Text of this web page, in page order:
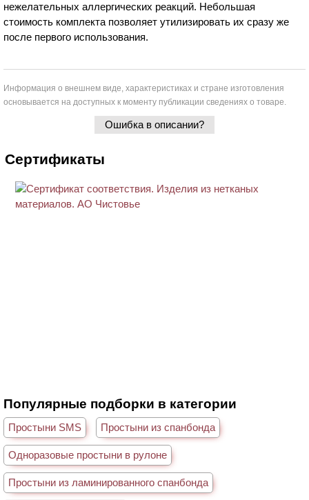
нежелательных аллергических реакций. Небольшая
стоимость комплекта позволяет утилизировать их сразу же
после первого использования.
Информация о внешнем виде, характеристиках и стране изготовления
основывается на доступных к моменту публикации сведениях о товаре.
Ошибка в описании?
Сертификаты
Популярные подборки в категории
Простыни SMS Простыни из спанбонда
Одноразовые простыни в рулоне
Простыни из ламинированного спанбонда